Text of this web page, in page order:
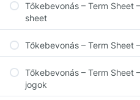
Tőkebevonás – Term Sheet
sheet
Tőkebevonás – Term Sheet
Tőkebevonás – Term Sheet
jogok